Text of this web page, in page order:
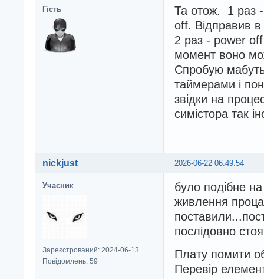
Гість
Та отож. 1 раз -
off. Відправив в
2 раз - power
момент воно
Спробую
таймерами і
звідки на
симістора так
2026-06-22 06:49:54
nickjust
Учасник
Зареєстрований: 2024-06-13
Повідомлень: 59
було подібне
живлення
послідовно
Плату помити
Перевір